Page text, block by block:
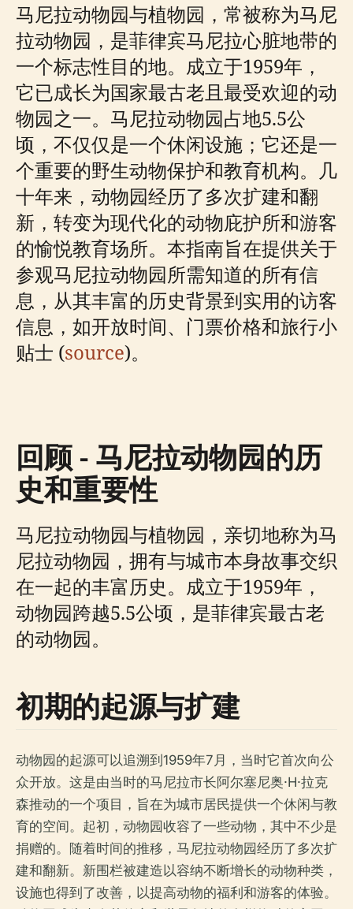
马尼拉动物园与植物园，常被称为马尼
拉动物园，是菲律宾马尼拉心脏地带的
一个标志性目的地。成立于1959年，
它已成长为国家最古老且最受欢迎的动
物园之一。马尼拉动物园占地5.5公
顷，不仅仅是一个休闲设施；它还是一
个重要的野生动物保护和教育机构。几
十年来，动物园经历了多次扩建和翻
新，转变为现代化的动物庇护所和游客
的愉悦教育场所。本指南旨在提供关于
参观马尼拉动物园所需知道的所有信
息，从其丰富的历史背景到实用的访客
信息，如开放时间、门票价格和旅行小
贴士 (source)。
回顾 - 马尼拉动物园的历
史和重要性
马尼拉动物园与植物园，亲切地称为马
尼拉动物园，拥有与城市本身故事交织
在一起的丰富历史。成立于1959年，
动物园跨越5.5公顷，是菲律宾最古老
的动物园。
初期的起源与扩建
动物园的起源可以追溯到1959年7月，当时它首次向公
众开放。这是由当时的马尼拉市长阿尔塞尼奥·H·拉克
森推动的一个项目，旨在为城市居民提供一个休闲与教
育的空间。起初，动物园收容了一些动物，其中不少是
捐赠的。随着时间的推移，马尼拉动物园经历了多次扩
建和翻新。新围栏被建造以容纳不断增长的动物种类，
设施也得到了改善，以提高动物的福利和游客的体验。